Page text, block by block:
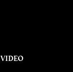
VIDEO